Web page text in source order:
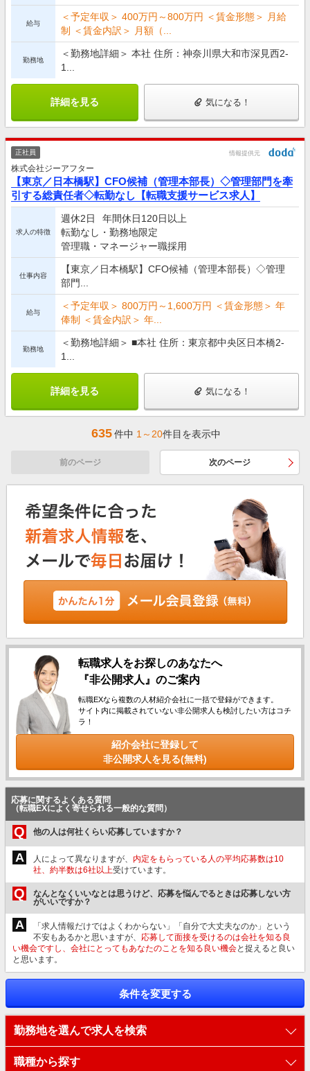
給与
＜予定年収＞ 400万円～800万円 ＜賃金形態＞ 月給
制 ＜賃金内訳＞ 月額（...
勤務地
＜勤務地詳細＞ 本社 住所：神奈川県大和市深見西2-
1...
詳細を見る 気になる！
正社員 情報提供元
株式会社ジーアフター
【東京／日本橋駅】CFO候補（管理本部長）◇管理部門を牽
引する総責任者◇転勤なし【転職支援サービス求人】
求人の特徴
週休2日
年間休日120日以上
転勤なし・勤務地限定
管理職・マネージャー職採用
仕事内容
【東京／日本橋駅】CFO候補（管理本部長）◇管理
部門...
給与
＜予定年収＞ 800万円～1,600万円 ＜賃金形態＞ 年
俸制 ＜賃金内訳＞ 年...
勤務地
＜勤務地詳細＞ ■本社 住所：東京都中央区日本橋2-
1...
詳細を見る 気になる！
635件中 1～20件目を表示中
前のページ 次のページ
転職求人をお探しのあなたへ
『非公開求人』のご案内
転職EXなら複数の人材紹介会社に一括で登録ができます。
サイト内に掲載されていない非公開求人も検討したい方はコチ
ラ！
紹介会社に登録して
非公開求人を見る(無料)
応募に関するよくある質問
（転職EXによく寄せられる一般的な質問）
Q 他の人は何社くらい応募していますか？
A 人によって異なりますが、 内定をもらっている人の平均応募数は10
社、約半数は6社以上受けています。
Q
なんとなくいいなとは思うけど、応募を悩んでるときは応募しない方
がいいですか？
A
「求人情報だけではよくわからない」「自分で大丈夫なのか」という
不安もあるかと思いますが、 応募して面接を受けるのは会社を知る良
い機会ですし、会社にとってもあなたのことを知る良い機会と捉えると良い
と思います。
条件を変更する
勤務地を選んで求人を検索
職種から探す